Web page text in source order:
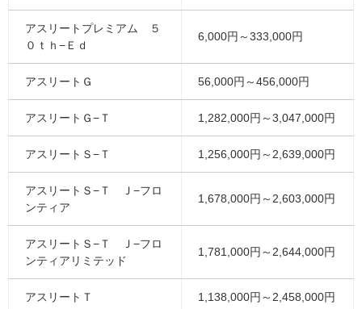
アスリートプレミアム ５
０ｔｈ−Ｅｄ
6,000円～333,000円
アスリートＧ 56,000円～456,000円
アスリートＧ−Ｔ 1,282,000円～3,047,000円
アスリートＳ−Ｔ 1,256,000円～2,639,000円
アスリートＳ−Ｔ Ｊ−フロ
ンティア
1,678,000円～2,603,000円
アスリートＳ−Ｔ Ｊ−フロ
ンティアリミテッド
1,781,000円～2,644,000円
アスリートＴ 1,138,000円～2,458,000円